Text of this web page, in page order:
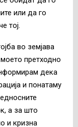
или да го
тој.
во земјава
претходно
дека
и понатаму
а за што
и кризна